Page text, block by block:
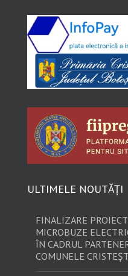
ULTIMELE NOUTĂȚI
FINALIZARE
MICROBUZE
ÎN CADRUL
COMUNELE